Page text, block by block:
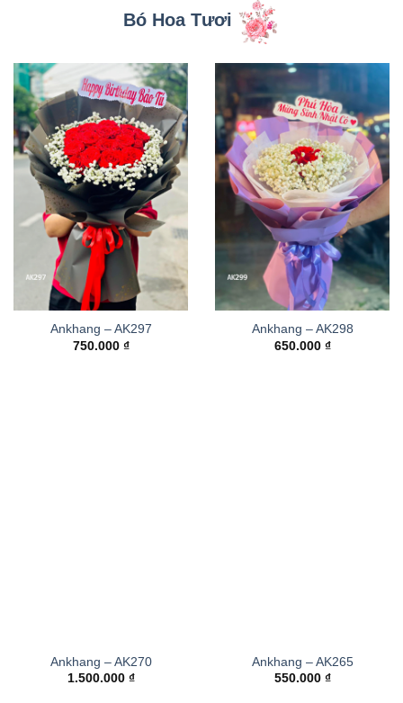
Bó Hoa Tươi
Ankhang – AK297
750.000 ₫
Ankhang – AK298
650.000 ₫
Ankhang – AK270
1.500.000 ₫
Ankhang – AK265
550.000 ₫